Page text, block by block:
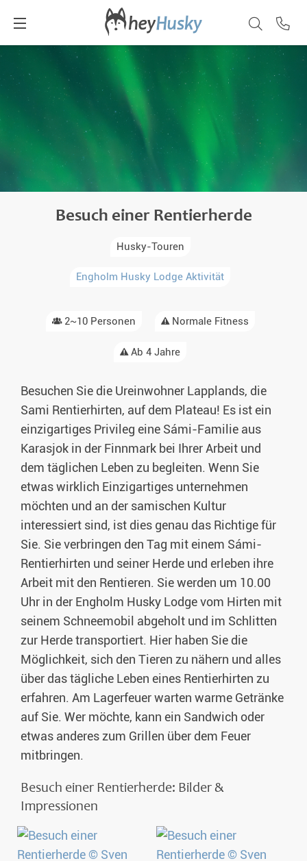
Besuch einer Rentierherde
Husky-Touren
Engholm Husky Lodge Aktivität
2~10 Personen Normale Fitness
Ab 4 Jahre
Besuchen Sie die Ureinwohner Lapplands, die
Sami Rentierhirten, auf dem Plateau! Es ist ein
einzigartiges Privileg eine Sámi-Familie aus
Karasjok in der Finnmark bei Ihrer Arbeit und
dem täglichen Leben zu begleiten. Wenn Sie
etwas wirklich Einzigartiges unternehmen
möchten und an der samischen Kultur
interessiert sind, ist dies genau das Richtige für
Sie. Sie verbringen den Tag mit einem Sámi-
Rentierhirten und seiner Herde und erleben ihre
Arbeit mit den Rentieren. Sie werden um 10.00
Uhr in der Engholm Husky Lodge vom Hirten mit
seinem Schneemobil abgeholt und im Schlitten
zur Herde transportiert. Hier haben Sie die
Möglichkeit, sich den Tieren zu nähern und alles
über das tägliche Leben eines Rentierhirten zu
erfahren. Am Lagerfeuer warten warme Getränke
auf Sie. Wer möchte, kann ein Sandwich oder
etwas anderes zum Grillen über dem Feuer
mitbringen.
Besuch einer Rentierherde: Bilder &
Impressionen